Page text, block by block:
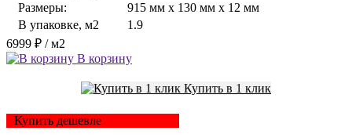
Размеры:
915 мм x 130 мм x 12 мм
В упаковке, м2
1.9
6999 ₽ / м2
В корзину
Купить в 1 клик
Купить дешевле